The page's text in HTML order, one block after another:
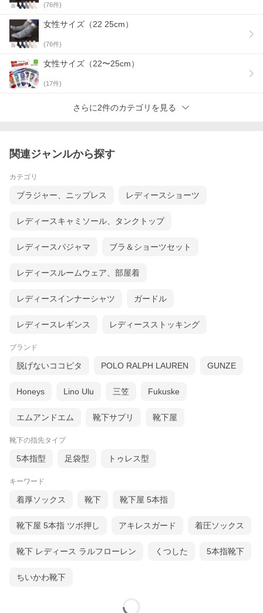
(76件)
女性サイズ（22 25cm）
(76件)
女性サイズ（22〜25cm）
(17件)
さらに2件のカテゴリを見る
関連ジャンルから探す
カテゴリ
ブラジャー、ニップレス レディースショーツ
レディースキャミソール、タンクトップ
レディースパジャマ ブラ＆ショーツセット
レディースルームウェア、部屋着
レディースインナーシャツ ガードル
レディースレギンス レディースストッキング
ブランド
脱げないココピタ POLO RALPH LAUREN GUNZE
Honeys Lino Ulu 三笠 Fukuske
エムアンドエム 靴下サプリ 靴下屋
靴下の指先タイプ
5本指型 足袋型 トゥレス型
キーワード
着厚ソックス 靴下 靴下屋 5本指
靴下屋 5本指 ツボ押し アキレスガード 着圧ソックス
靴下 レディース ラルフローレン くつした 5本指靴下
ちいかわ靴下